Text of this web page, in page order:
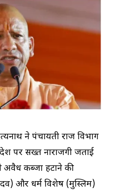
ने पंचायती राज विभाग
पर सख्त नाराजगी जताई
अवैध कब्जा हटाने की
और धर्म विशेष (मुस्लिम)